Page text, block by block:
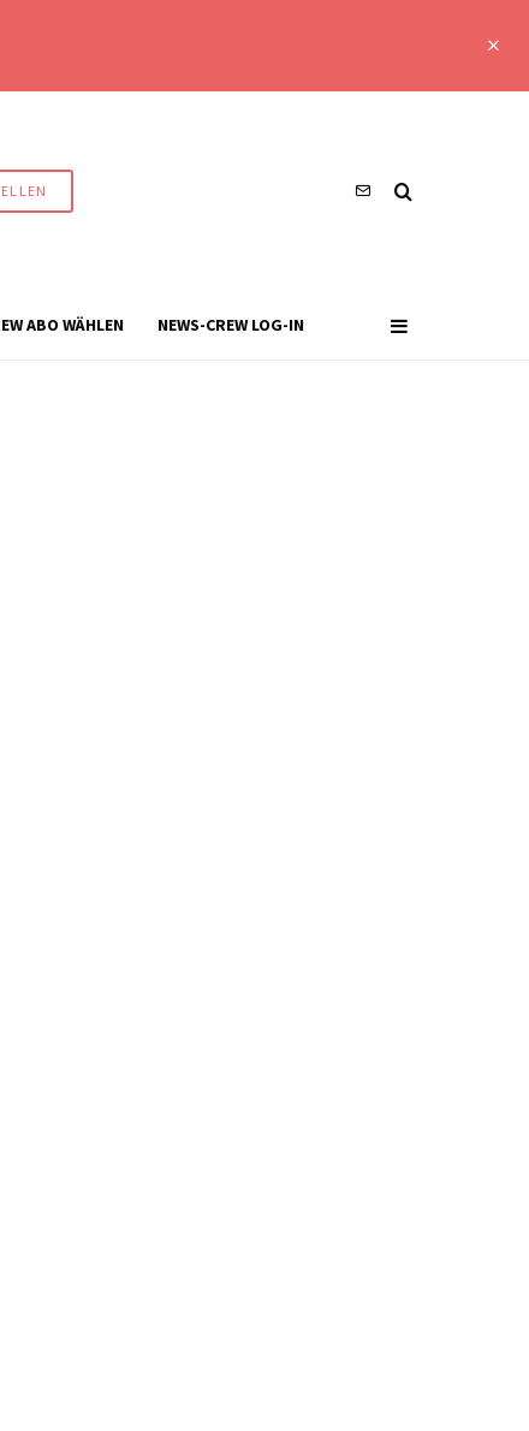
ABO WÄHLEN NEWS-CREW LOG-IN